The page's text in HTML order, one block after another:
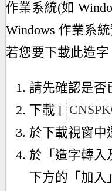
作業系統(如
Windows 作業系
若您要下載此造字
請先確認是否
下載 [
於下載視窗中
於「造字轉入
下方的「加入